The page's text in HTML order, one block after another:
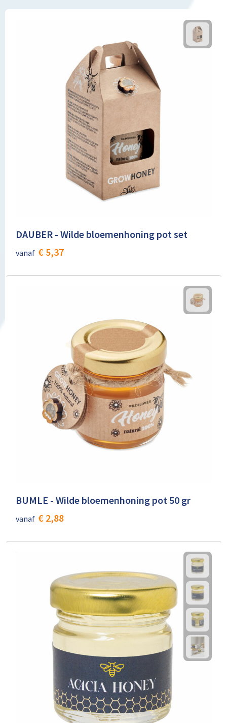
DAUBER - Wilde bloemenhoning pot set
vanaf € 5,37
BUMLE - Wilde bloemenhoning pot 50 gr
vanaf € 2,88